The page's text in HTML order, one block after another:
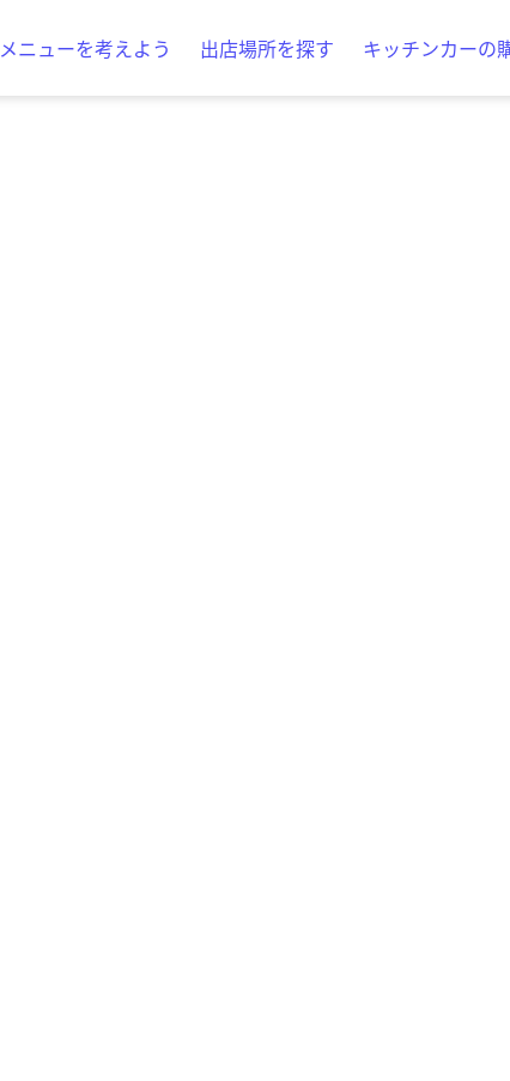
メニューを考えよう 出店場所を探す キッチンカーの